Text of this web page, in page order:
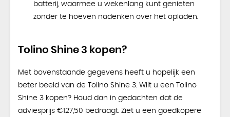
batterij, waarmee u wekenlang kunt genieten
zonder te hoeven nadenken over het opladen.
Tolino Shine 3 kopen?
Met bovenstaande gegevens heeft u hopelijk een
beter beeld van de Tolino Shine 3. Wilt u een Tolino
Shine 3 kopen? Houd dan in gedachten dat de
adviesprijs €127,50 bedraagt. Ziet u een goedkopere